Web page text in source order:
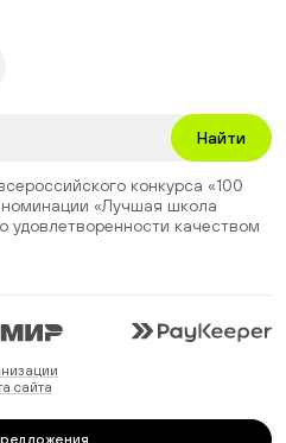
Найти
конкурса «100
«Лучшая школа
удовлетворенности качеством
сайта